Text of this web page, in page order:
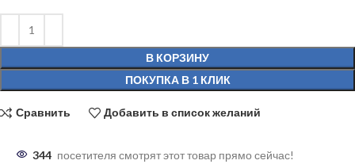
В КОРЗИНУ
ПОКУПКА В 1 КЛИК
Сравнить Добавить в список желаний
344 посетителя смотрят этот товар прямо сейчас!